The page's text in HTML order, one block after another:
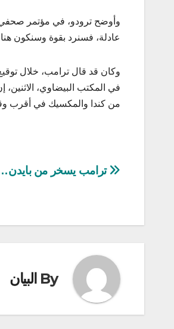
وأوضح ترودو، في مؤتمر
عادلة، فسنرد بقوة وسنكون
وكان قد قال ترامب، خلال
من كندا والمكسيك في أقرب
تصفّح
ترامب يسخر من
By البيان